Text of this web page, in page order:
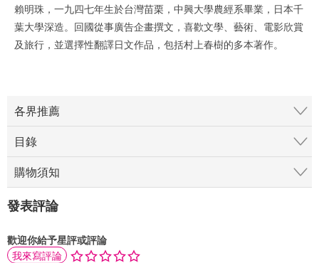
賴明珠，一九四七年生於台灣苗栗，中興大學農經系畢業，日本千
葉大學深造。回國從事廣告企畫撰文，喜歡文學、藝術、電影欣賞
及旅行，並選擇性翻譯日文作品，包括村上春樹的多本著作。
各界推薦
目錄
購物須知
發表評論
歡迎你給予星評或評論
我來寫評論